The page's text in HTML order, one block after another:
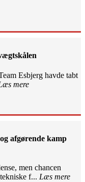
Esbjerg havde tabt
mere
afgørende kamp
men chancen
f... Læs mere